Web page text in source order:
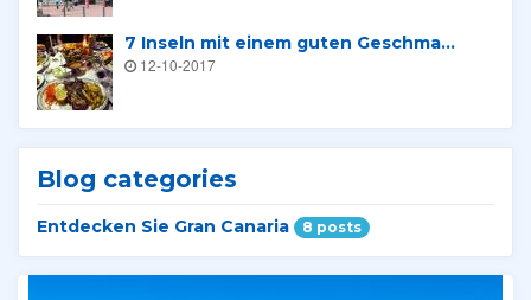
7 Inseln mit einem guten Geschma...
12-10-2017
Blog categories
Entdecken Sie Gran Canaria 8 posts